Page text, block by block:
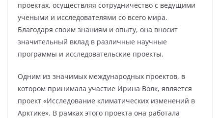
проектах, осуществляя сотрудничество с ведущими
учеными и исследователями со всего мира.
Благодаря своим знаниям и опыту, она вносит
значительный вклад в различные научные
программы и исследовательские проекты.
Одним из значимых международных проектов, в
котором принимала участие Ирина Волк, является
проект «Исследование климатических изменений в
Арктике». В рамках этого проекта она работала